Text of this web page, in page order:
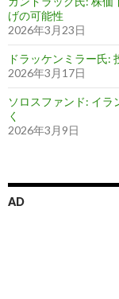
げの可能性
2026年3月23日
ドラッケンミラー氏:
2026年3月17日
ソロスファンド: イ
く
2026年3月9日
AD